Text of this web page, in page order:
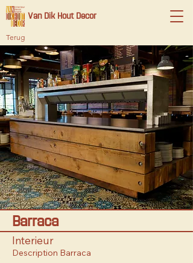
Van Dik Hout Decor
Terug
Barraca
Interieur
Description Barraca